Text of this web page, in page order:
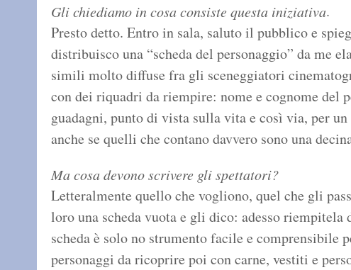
Gli chiediamo in cosa consiste questa iniziativa.
Presto detto. Entro in sala, saluto il pubblico e
distribuisco una “scheda del personaggio” da me
simili molto diffuse fra gli sceneggiatori
con dei riquadri da riempire: nome e cognome del
guadagni, punto di vista sulla vita e così via, per
anche se quelli che contano davvero sono una
Ma cosa devono scrivere gli spettatori?
Letteralmente quello che vogliono, quel che gli
loro una scheda vuota e gli dico: adesso riempitela
scheda è solo no strumento facile e comprensibile
personaggi da ricoprire poi con carne, vestiti e